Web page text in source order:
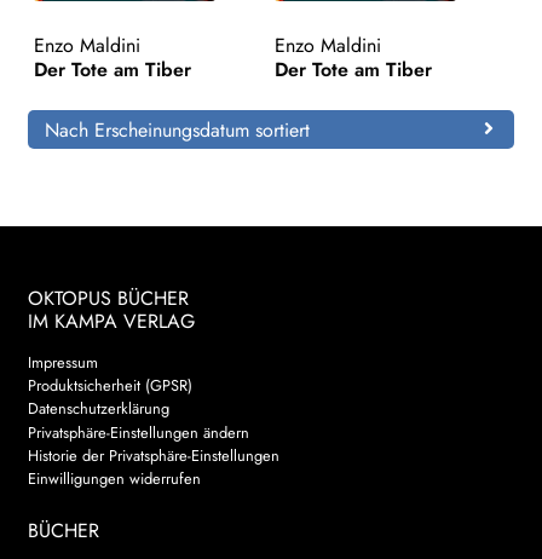
Enzo Maldini
Der Tote am Tiber
Enzo Maldini
Der Tote am Tiber
Nach Erscheinungsdatum sortiert
OKTOPUS BÜCHER
IM KAMPA VERLAG
Impressum
Produktsicherheit (GPSR)
Datenschutzerklärung
Privatsphäre-Einstellungen ändern
Historie der Privatsphäre-Einstellungen
Einwilligungen widerrufen
BÜCHER